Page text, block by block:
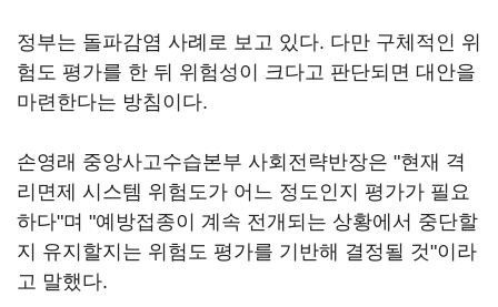
정부는 돌파감염 사례로 보고 있다. 다만 구체적인 위
험도 평가를 한 뒤 위험성이 크다고 판단되면 대안을
마련한다는 방침이다.
손영래 중앙사고수습본부 사회전략반장은 "현재 격
리면제 시스템 위험도가 어느 정도인지 평가가 필요
하다"며 "예방접종이 계속 전개되는 상황에서 중단할
지 유지할지는 위험도 평가를 기반해 결정될 것"이라
고 말했다.